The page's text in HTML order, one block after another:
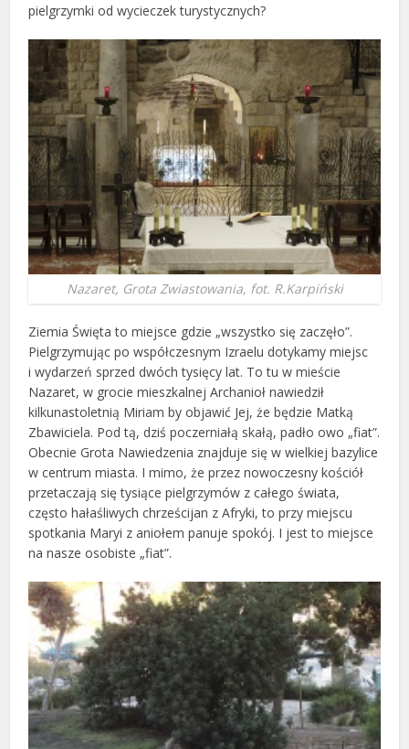
pielgrzymki od wycieczek turystycznych?
Nazaret, Grota Zwiastowania, fot. R.Karpiński
Ziemia Święta to miejsce gdzie „wszystko się zaczęło”.
Pielgrzymując po współczesnym Izraelu dotykamy miejsc
i wydarzeń sprzed dwóch tysięcy lat. To tu w mieście
Nazaret, w grocie mieszkalnej Archanioł nawiedził
kilkunastoletnią Miriam by objawić Jej, że będzie Matką
Zbawiciela. Pod tą, dziś poczerniałą skałą, padło owo „fiat”.
Obecnie Grota Nawiedzenia znajduje się w wielkiej bazylice
w centrum miasta. I mimo, że przez nowoczesny kościół
przetaczają się tysiące pielgrzymów z całego świata,
często hałaśliwych chrześcijan z Afryki, to przy miejscu
spotkania Maryi z aniołem panuje spokój. I jest to miejsce
na nasze osobiste „fiat”.